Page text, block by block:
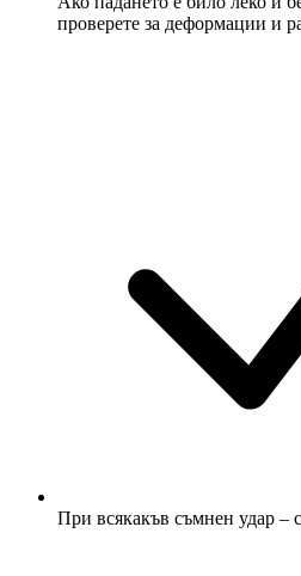
проверете за деформации и
При всякакъв съмнен удар –